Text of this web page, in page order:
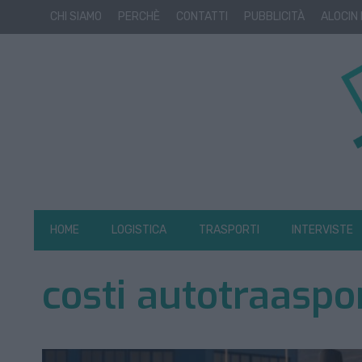
CHI SIAMO PERCHÈ CONTATTI PUBBLICITÀ ALOCIN
HOME LOGISTICA TRASPORTI INTERVISTE
costi